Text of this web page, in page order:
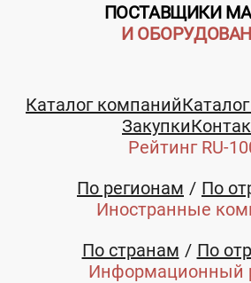
ПОСТАВЩИКИ
И
Каталог компаний
Закупки
Рейтинг RU-
По регионам
По
Иностранные
По странам
По
Информационный